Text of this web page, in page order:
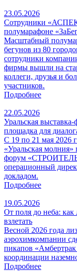
23.05.2026
Сотрудники
полумарафоне
Масштабный
бегунов из 80
сотрудники
фирмы вышли на
коллеги, друзья и
участников.
Подробнее
22.05.2026
Уральская
площадка для
С 19 по 21 мая 2026
«Уральская молния»
форум
операционный
докладом.
Подробнее
19.05.2026
От поля до неба:
взлетать
Весной 2026 года
аэрохимкомпании
пикапов «Амбертрак
координации
Подробнее